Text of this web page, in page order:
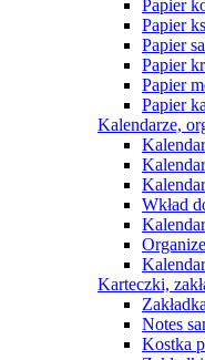
Papier
Papier
Papier
Papier
Papier
Papier
Kalendarze,
Wkład
Karteczki,
Notes
Kostka